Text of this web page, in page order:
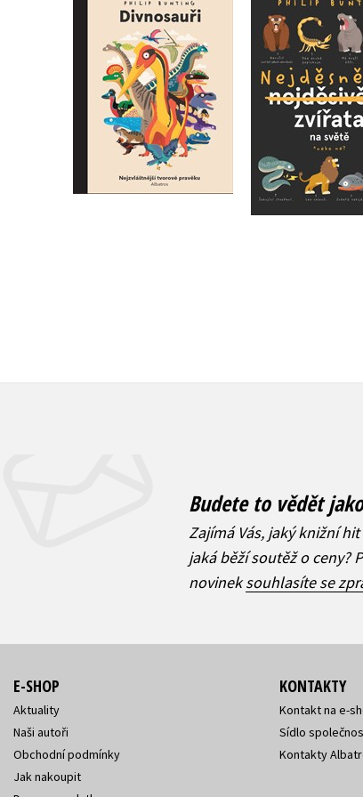
Divnosauři
Philip Bunting
Do košíku
Nejděsnější
světě
Philip
Do košíku
319 Kč
Budete to vědět
Zajímá Vás, jaký knižní
jaká běží soutěž o ceny?
novineksouhlasíte se
E-SHOP
Aktuality
Naši autoři
Obchodní podmínky
Jak nakoupit
KONTAKTY
Kontakt na e-
Sídlo
Kontakty